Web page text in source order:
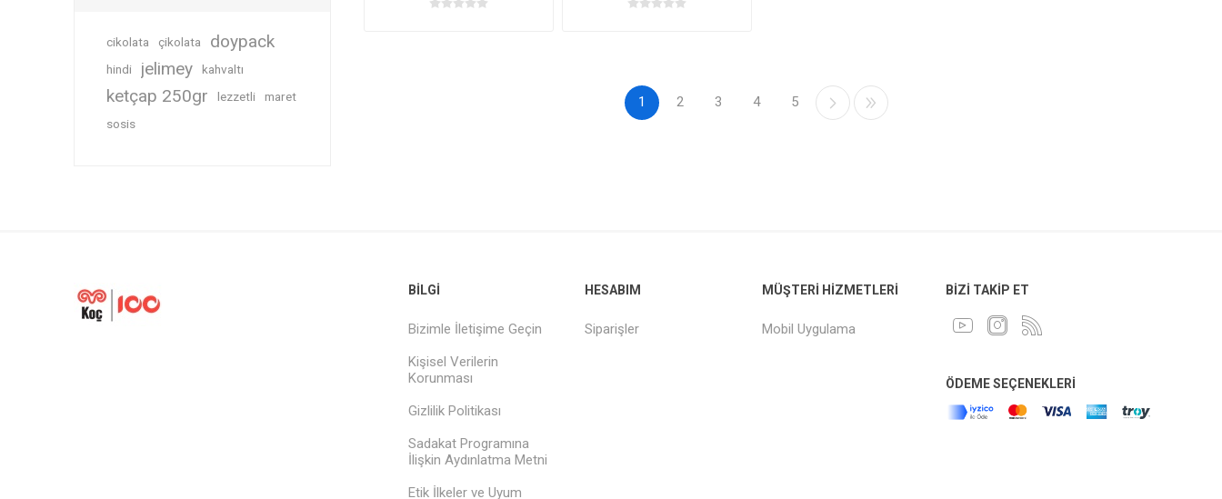
1 2 3 4 5
cikolata çikolata doypack
hindi jelimey kahvaltı
ketçap 250gr lezzetli
maret
sosis
BILGI
Bizimle İletişime Geçin
Kişisel Verilerin
Korunması
Gizlilik Politikası
Sadakat Programına
İlişkin Aydınlatma Metni
Etik İlkeler ve Uyum
HESABIM
Siparişler
MÜŞTERI HIZMETLERI
Mobil Uygulama
BIZI TAKIP ET
ÖDEME SEÇENEKLERI